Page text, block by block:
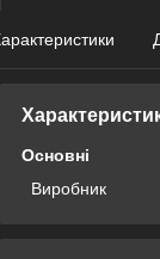
Основні
Виробник